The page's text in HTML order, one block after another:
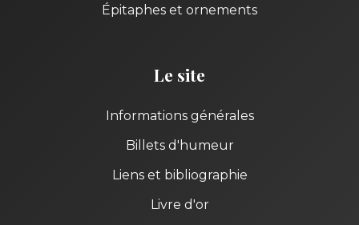
Épitaphes et ornements
Le site
Informations générales
Billets d'humeur
Liens et bibliographie
Livre d'or